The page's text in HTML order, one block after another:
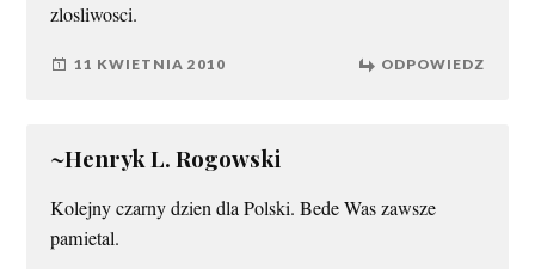
zlosliwosci.
11 KWIETNIA 2010 ODPOWIEDZ
~Henryk L. Rogowski
Kolejny czarny dzien dla Polski. Bede Was zawsze
pamietal.